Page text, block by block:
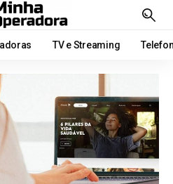
TV e Streaming